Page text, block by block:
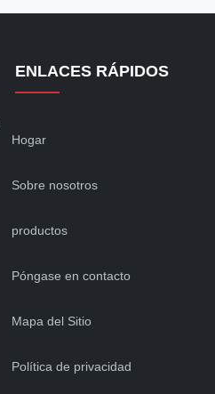
ENLACES RÁPIDOS
Hogar
Sobre nosotros
productos
Póngase en contacto
Mapa del Sitio
Política de privacidad